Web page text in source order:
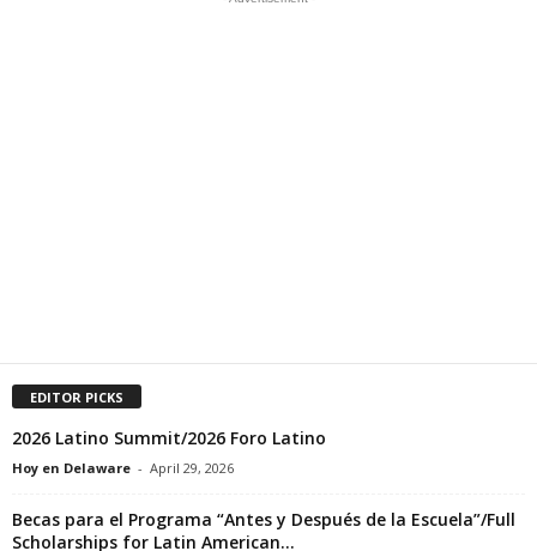
EDITOR PICKS
2026 Latino Summit/2026 Foro Latino
Hoy en Delaware - April 29, 2026
Becas para el Programa “Antes y Después de la Escuela”/Full
Scholarships for Latin American...